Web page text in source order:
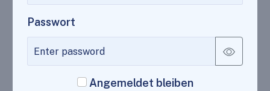
Passwort
Angemeldet bleiben